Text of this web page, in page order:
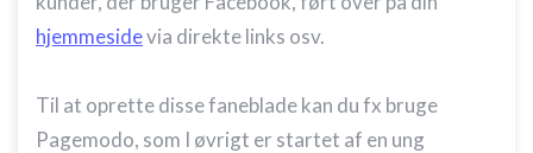
hjemmesidevia direkte links osv.
Til at oprette disse faneblade kan du fx bruge
Pagemodo, som I øvrigt er startet af en ung